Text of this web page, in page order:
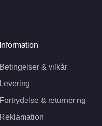
Information
Betingelser & vilkår
Levering
Fortrydelse & returnering
Reklamation